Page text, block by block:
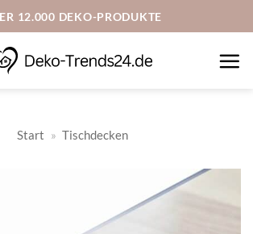
12.000 DEKO-PRODUKTE
Start » Tischdecken